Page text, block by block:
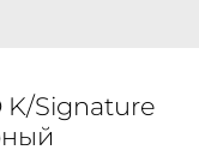
K/Signature